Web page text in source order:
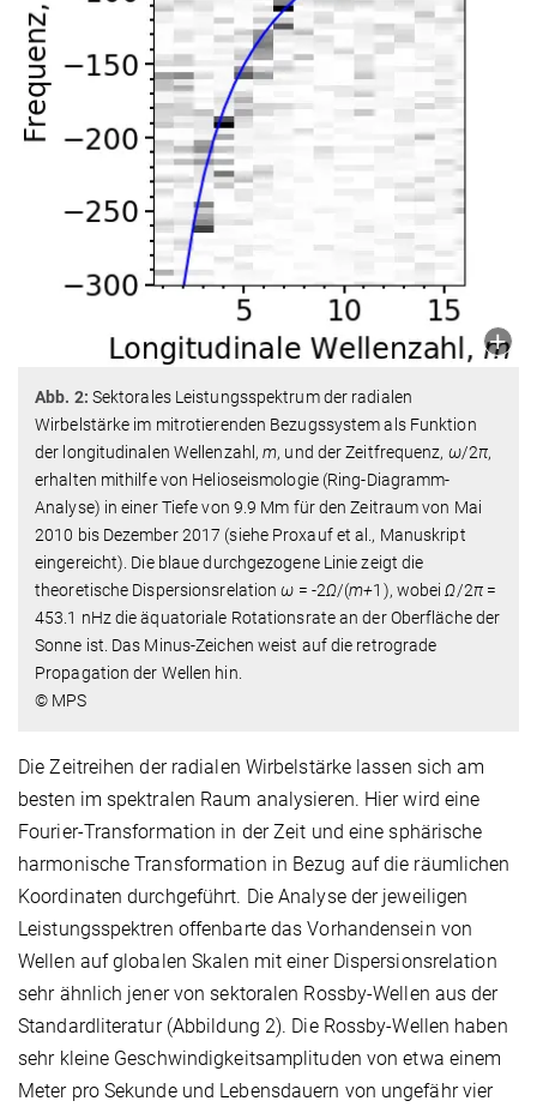
Abb. 2: Sektorales Leistungsspektrum der radialen
Wirbelstärke im mitrotierenden Bezugssystem als Funktion
der longitudinalen Wellenzahl,m, und der Zeitfrequenz, ω/2π,
erhalten mithilfe von Helioseismologie (Ring-Diagramm-
Analyse) in einer Tiefe von 9.9 Mm für den Zeitraum von Mai
2010 bis Dezember 2017 (siehe Proxauf et al., Manuskript
eingereicht). Die blaue durchgezogene Linie zeigt die
theoretische Dispersionsrelation ω = -2Ω/(m+1), wobei Ω/2π=
453.1 nHz die äquatoriale Rotationsrate an der Oberfläche der
Sonne ist. Das Minus-Zeichen weist auf die retrograde
Propagation der Wellen hin.
© MPS
Die Zeitreihen der radialen Wirbelstärke lassen sich am
besten im spektralen Raum analysieren. Hier wird eine
Fourier-Transformation in der Zeit und eine sphärische
harmonische Transformation in Bezug auf die räumlichen
Koordinaten durchgeführt. Die Analyse der jeweiligen
Leistungsspektren offenbarte das Vorhandensein von
Wellen auf globalen Skalen mit einer Dispersionsrelation
sehr ähnlich jener von sektoralen Rossby-Wellen aus der
Standardliteratur (Abbildung 2). Die Rossby-Wellen haben
sehr kleine Geschwindigkeitsamplituden von etwa einem
Meter pro Sekunde und Lebensdauern von ungefähr vier